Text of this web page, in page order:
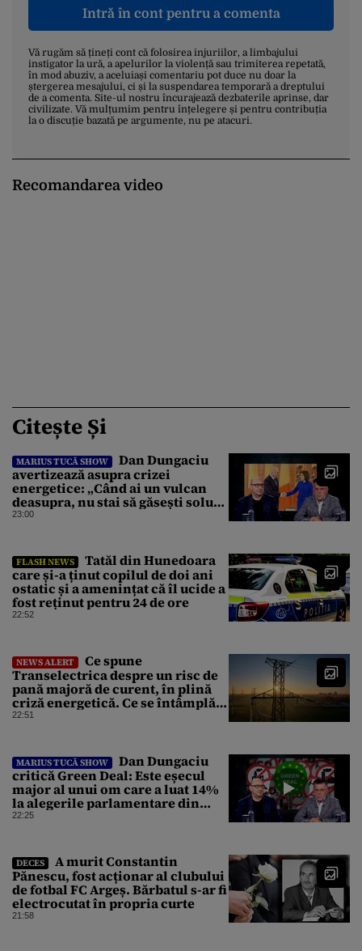
Intră în cont pentru a comenta
Vă rugăm să țineți cont că folosirea injuriilor, a limbajului
instigator la ură, a apelurilor la violență sau trimiterea repetată,
în mod abuziv, a aceluiași comentariu pot duce nu doar la
ștergerea mesajului, ci și la suspendarea temporară a dreptului
de a comenta. Site-ul nostru încurajează dezbaterile aprinse, dar
civilizate. Vă mulțumim pentru înțelegere și pentru contribuția
la o discuție bazată pe argumente, nu pe atacuri.
Recomandarea video
Citește Și
MARIUS TUCĂ SHOW
Dan Dungaciu
avertizează asupra crizei
energetice: „Când ai un vulcan
deasupra, nu stai să găsești soluții
cu leucoplast”
23:00
FLASH NEWS
Tatăl din Hunedoara
care și-a ținut copilul de doi ani
ostatic și a amenințat că îl ucide a
fost reținut pentru 24 de ore
22:52
NEWS ALERT
Ce spune
Transelectrica despre un risc de
pană majoră de curent, în plină
criză energetică. Ce se întâmplă
cu Sistemul Electroenergetic
22:51
MARIUS TUCĂ SHOW
Dan Dungaciu
critică Green Deal: Este eșecul
major al unui om care a luat 14%
la alegerile parlamentare din
Olanda
22:25
DECES
A murit Constantin
Pănescu, fost acționar al clubului
de fotbal FC Argeș. Bărbatul s-ar fi
electrocutat în propria curte
21:58